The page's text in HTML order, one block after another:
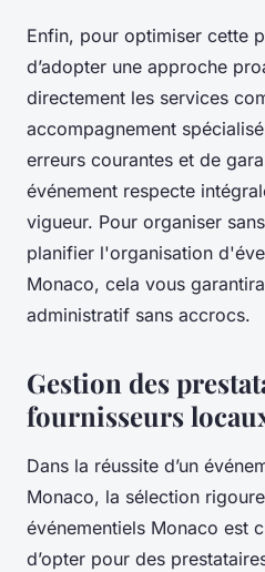
Enfin, pour optimiser cette
d’adopter une approche
directement les services
accompagnement
erreurs courantes et de
événement respecte
vigueur. Pour organiser
planifier l'organisation
Monaco, cela vous
administratif sans accrocs.
Gestion des
fournisseurs
Dans la réussite d’un
Monaco, la sélection
événementiels Monaco est
d’opter pour des